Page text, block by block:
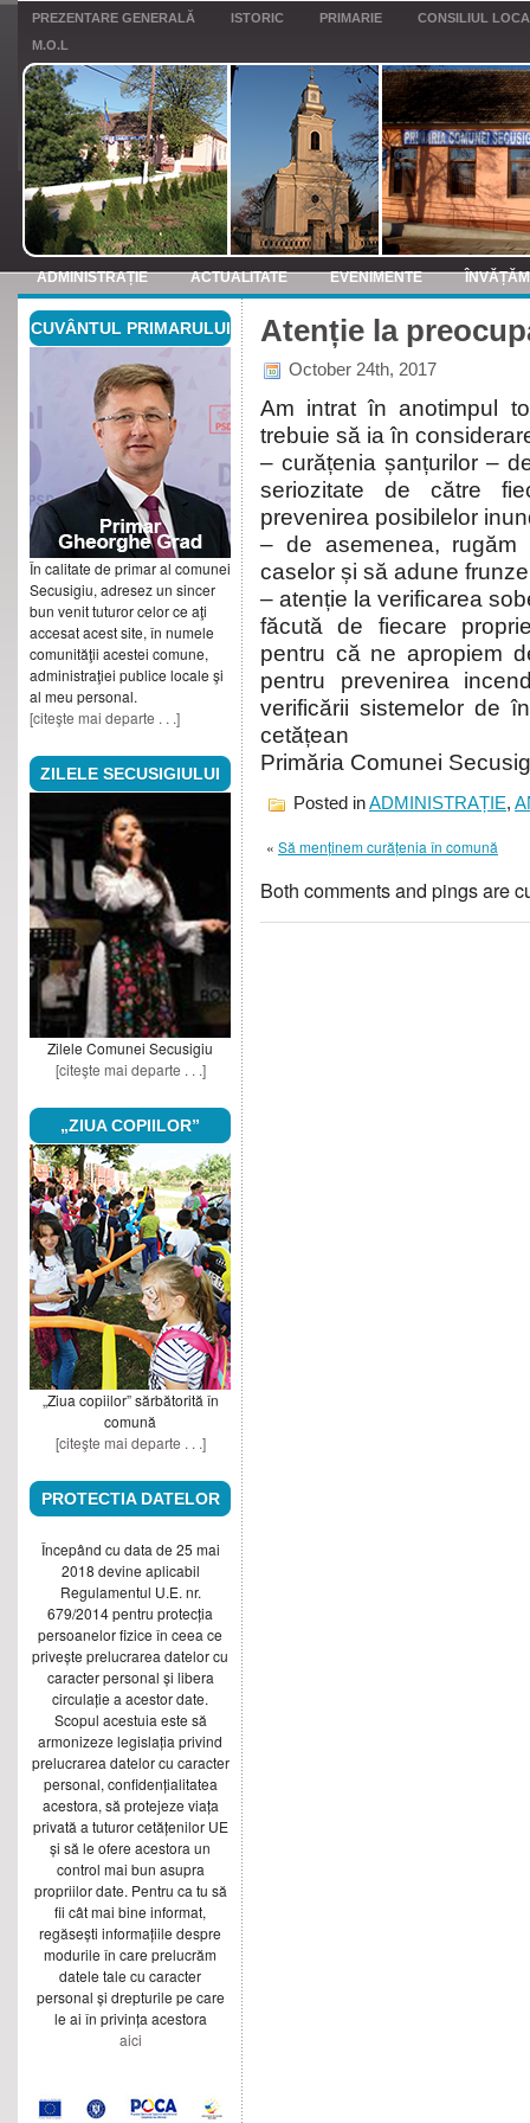
PREZENTARE GENERALĂ ISTORIC PRIMARIE
CONSILIUL
M.O.L
ADMINISTRAȚIE ACTUALITATE EVENIMENTE
ANUNTURI
CUVÂNTUL PRIMARULUI
În calitate de primar al comunei
Secusigiu, adresez un sincer
bun venit tuturor celor ce aţi
accesat acest site, în numele
comunităţii acestei comune,
administraţiei publice locale şi
al meu personal.
[citeşte mai departe . . .]
ZILELE SECUSIGIULUI
Zilele Comunei Secusigiu
[citeşte mai departe . . .]
„ZIUA COPIILOR”
„Ziua copiilor” sărbătorită în
comună
[citeşte mai departe . . .]
PROTECTIA DATELOR
Începând cu data de 25 mai
2018 devine aplicabil
Regulamentul U.E. nr.
679/2014 pentru protecția
persoanelor fizice în ceea ce
privește prelucrarea datelor cu
caracter personal și libera
circulație a acestor date.
Scopul acestuia este să
armonizeze legislația privind
prelucrarea datelor cu caracter
personal, confidențialitatea
acestora, să protejeze viața
privată a tuturor cetățenilor UE
și să le ofere acestora un
control mai bun asupra
propriilor date. Pentru ca tu să
fii cât mai bine informat,
regăsești informațiile despre
modurile în care prelucrăm
datele tale cu caracter
personal și drepturile pe care
le ai în privința acestora
aici
Atenție la
October 24th, 2017
Am intrat în anotimpul
trebuie să ia în
– curățenia șanțurilor –
seriozitate de către
prevenirea posibilelor
– de asemenea,
caselor și să adune
– atenție la verificarea
făcută de fiecare
pentru că ne apropiem
pentru prevenirea
verificării sistemelor de
cetățean
Primăria Comunei
Posted inADMINISTRAȚIE,
« Să menținem curățenia în comună
Both comments and pings are